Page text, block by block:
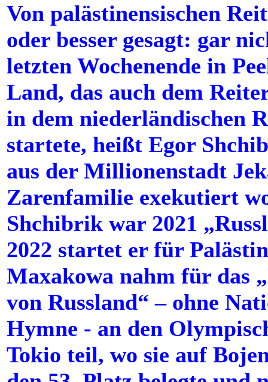
Von palästinensischen
oder besser gesagt: gar
letzten Wochenende in
Land, das auch dem
in dem niederländischen
startete, heißt Egor
aus der Millionenstadt
Zarenfamilie exekutiert
Shchibrik war 2021
2022 startet er für
Maxakowa nahm für das
von Russland“ – ohne
Hymne - an den
Tokio teil, wo sie auf